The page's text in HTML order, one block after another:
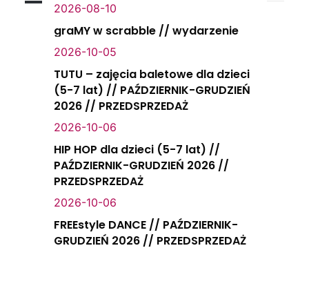
2026-08-10
graMY w scrabble // wydarzenie
2026-10-05
TUTU – zajęcia baletowe dla dzieci
(5-7 lat) // PAŹDZIERNIK-GRUDZIEŃ
2026 // PRZEDSPRZEDAŻ
2026-10-06
HIP HOP dla dzieci (5-7 lat) //
PAŹDZIERNIK-GRUDZIEŃ 2026 //
PRZEDSPRZEDAŻ
2026-10-06
FREEstyle DANCE // PAŹDZIERNIK-
GRUDZIEŃ 2026 // PRZEDSPRZEDAŻ